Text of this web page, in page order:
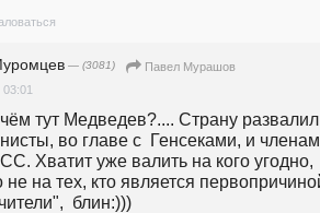
— (3081)
Павел Мурашов
03:01
тут Медведев?.... Страну
во главе с  Генсеками, и
Хватит уже валить на кого угодно,
не на тех, кто является
блин:)))